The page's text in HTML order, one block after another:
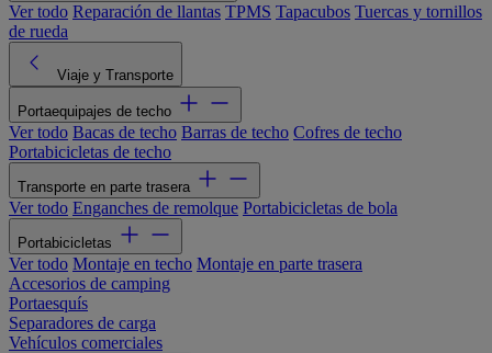
Ver todo Reparación de llantas TPMS Tapacubos Tuercas y tornillos
de rueda
Viaje y Transporte
Portaequipajes de techo
Ver todo Bacas de techo Barras de techo Cofres de techo
Portabicicletas de techo
Transporte en parte trasera
Ver todo Enganches de remolque Portabicicletas de bola
Portabicicletas
Ver todo Montaje en techo Montaje en parte trasera
Accesorios de camping
Portaesquís
Separadores de carga
Vehículos comerciales